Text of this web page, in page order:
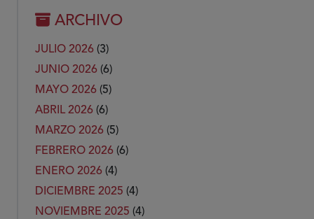
ARCHIVO
JULIO 2026 (3)
JUNIO 2026 (6)
MAYO 2026 (5)
ABRIL 2026 (6)
MARZO 2026 (5)
FEBRERO 2026 (6)
ENERO 2026 (4)
DICIEMBRE 2025 (4)
NOVIEMBRE 2025 (4)